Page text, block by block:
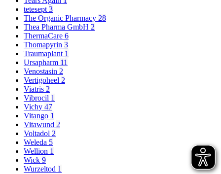
tetesept 3
The Organic Pharmacy 28
Thea Pharma GmbH 2
ThermaCare 6
Thomapyrin 3
Traumaplant 1
Ursapharm 11
Venostasin 2
Vertigoheel 2
Viatris 2
Vibrocil 1
Vichy 47
Vitango 1
Vitawund 2
Voltadol 2
Weleda 5
Wellion 1
Wick 9
Wurzeltod 1